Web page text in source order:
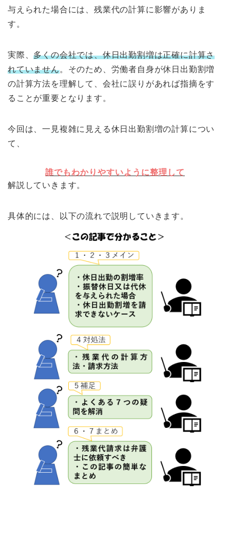
与えられた場合には、残業代の計算に影響がありま
す。
実際、多くの会社では、休日出勤割増は正確に計算さ
れていません。そのため、労働者自身が休日出勤割増
の計算方法を理解して、会社に誤りがあれば指摘をす
ることが重要となります。
今回は、一見複雑に見える休日出勤割増の計算につい
て、
誰でもわかりやすいように整理して
解説していきます。
具体的には、以下の流れで説明していきます。